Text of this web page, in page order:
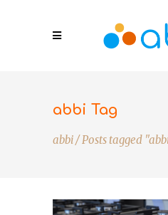
abbi Tag
abbi/Posts tagged